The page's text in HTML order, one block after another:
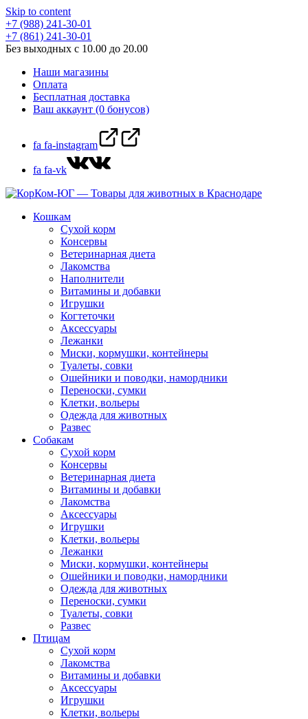
Skip to content
+7 (988) 241-30-01
+7 (861) 241-30-01
Без выходных с 10.00 до 20.00
Наши магазины
Оплата
Бесплатная доставка
Ваш аккаунт (0 бонусов)
fa fa-instagram
fa fa-vk
Кошкам
Сухой корм
Консервы
Ветеринарная диета
Лакомства
Наполнители
Витамины и добавки
Игрушки
Когтеточки
Аксессуары
Лежанки
Миски, кормушки, контейнеры
Туалеты, совки
Ошейники и поводки, намордники
Переноски, сумки
Клетки, вольеры
Одежда для животных
Развес
Собакам
Сухой корм
Консервы
Ветеринарная диета
Витамины и добавки
Лакомства
Аксессуары
Игрушки
Клетки, вольеры
Лежанки
Миски, кормушки, контейнеры
Ошейники и поводки, намордники
Одежда для животных
Переноски, сумки
Туалеты, совки
Развес
Птицам
Сухой корм
Лакомства
Витамины и добавки
Аксессуары
Игрушки
Клетки, вольеры